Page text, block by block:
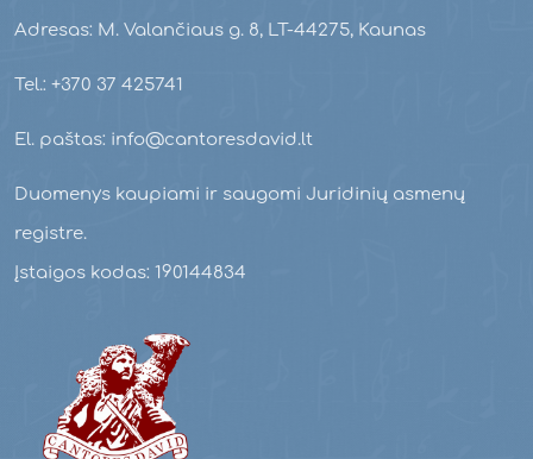
Adresas: M. Valančiaus g. 8, LT-44275, Kaunas
Tel.: +370 37 425741
El. paštas: info@cantoresdavid.lt
Duomenys kaupiami ir saugomi Juridinių asmenų
registre.
Įstaigos kodas: 190144834